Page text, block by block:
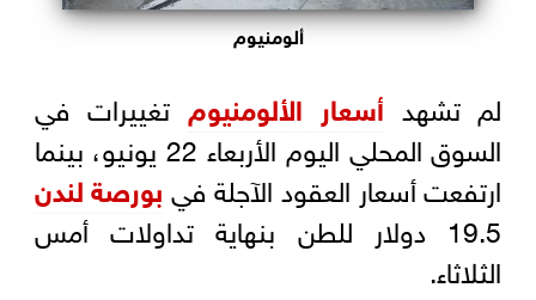
ألومنيوم
لم تشهد أسعار الألومنيوم تغييرات في
السوق المحلي اليوم الأربعاء 22 يونيو، بينما
ارتفعت أسعار العقود الآجلة فيبورصة لندن
19.5 دولار للطن بنهاية تداولات أمس
الثلاثاء.